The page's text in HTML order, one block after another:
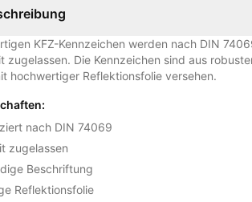
KFZ-Kennzeichen werden nach DIN
zugelassen. Die Kennzeichen sind aus
hochwertiger Reflektionsfolie versehen.
nach DIN 74069
zugelassen
Beschriftung
Reflektionsfolie